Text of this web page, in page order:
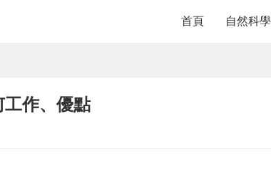
首頁 自然科學
作、優點